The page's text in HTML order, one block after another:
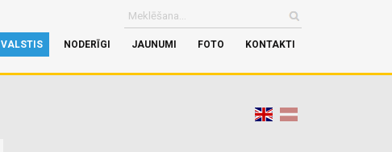
VALSTIS NODERĪGI JAUNUMI FOTO KONTAKTI